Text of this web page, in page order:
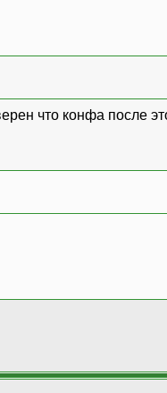
что конфа после